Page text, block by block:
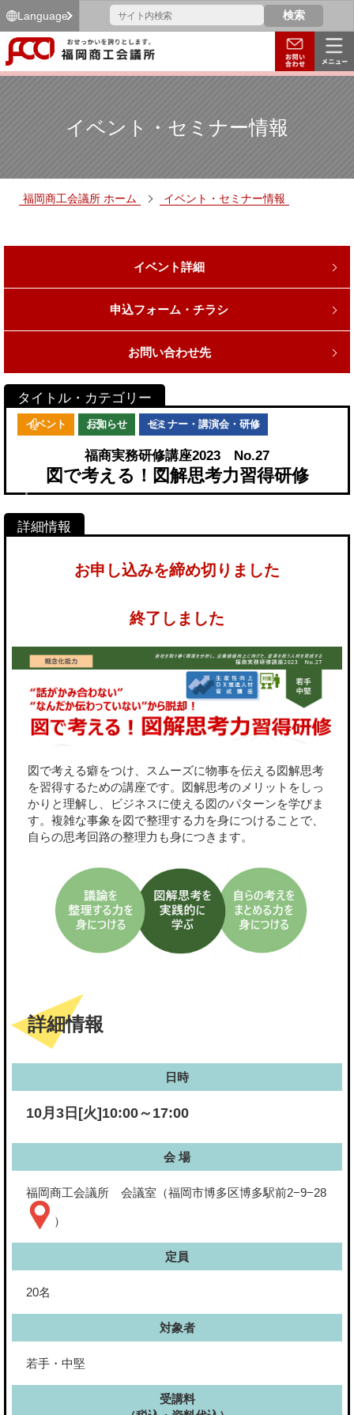
Language
イベント・セミナー情報
福岡商工会議所 ホーム イベント・セミナー情報
イベント詳細
申込フォーム・チラシ
お問い合わせ先
イベント お知らせ セミナー・講演会・研修
福商実務研修講座2023 No.27
図で考える！図解思考力習得研修
お申し込みを締め切りました
終了しました
図で考える癖をつけ、スムーズに物事を伝える図解思考
を習得するための講座です。図解思考のメリットをしっ
かりと理解し、ビジネスに使える図のパターンを学びま
す。複雑な事象を図で整理する力を身につけることで、
自らの思考回路の整理力も身につきます。
詳細情報
日時
10月3日[火]10:00～17:00
会 場
福岡商工会議所 会議室（福岡市博多区博多駅前2−9−28
）
定員
20名
対象者
若手・中堅
受講料